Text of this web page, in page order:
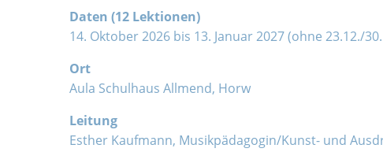
Daten (12 Lektionen)
14. Oktober 2026 bis 13. Januar 2027 (ohne 23.12./
Ort
Aula Schulhaus Allmend, Horw
Leitung
Esther Kaufmann, Musikpädagogin/Kunst- und